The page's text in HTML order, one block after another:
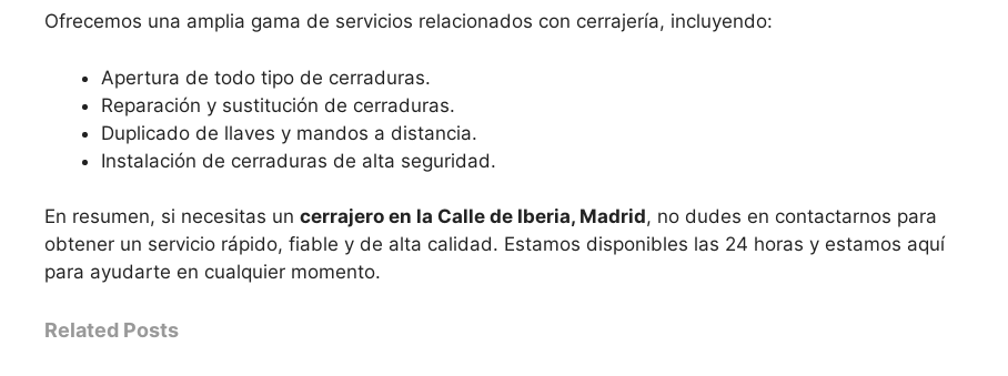
Ofrecemos una amplia gama de servicios relacionados con cerrajería, incluyendo:
Apertura de todo tipo de cerraduras.
Reparación y sustitución de cerraduras.
Duplicado de llaves y mandos a distancia.
Instalación de cerraduras de alta seguridad.
En resumen, si necesitas un cerrajero en la Calle de Iberia, Madrid, no dudes en contactarnos para
obtener un servicio rápido, fiable y de alta calidad. Estamos disponibles las 24 horas y estamos aquí
para ayudarte en cualquier momento.
Related Posts